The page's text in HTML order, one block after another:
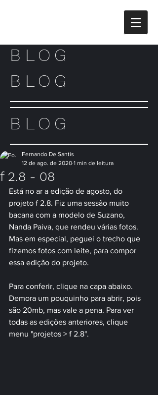
BLOG
BLOG
BLOG
f 2.8 - 08
Fernando De Santis
12 de ago. de 2020 1 min de leitura
Está no ar a edição de agosto, do
projeto f 2.8. Fiz uma sessão muito
bacana com a modelo de Suzano,
Nanda Paiva, que rendeu várias fotos.
Mas em especial, peguei o trecho que
fizemos fotos com leite, para compor
essa edição do projeto.
Para conferir, clique na capa abaixo.
Demora um pouquinho para abrir, pois
são 20mb, mas vale a pena. Para ver
todas as edições anteriores, clique
menu "projetos > f 2.8".